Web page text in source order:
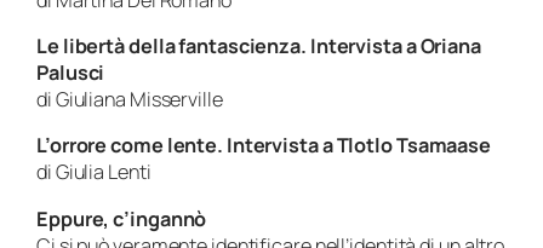
Le libertà della fantascienza. Intervista a Oriana
Palusci
di Giuliana Misserville
L’orrore come lente. Intervista a Tlotlo Tsamaase
di Giulia Lenti
Eppure, c’ingannò